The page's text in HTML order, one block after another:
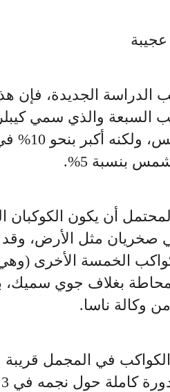
الدراسة الجديدة، فإن
بنسبة 5%.
أن يكون الكوكبان
صخريان مثل الأرض،
الخمسة الأخرى
بغلاف جوي
وكالة ناسا.
في المجمل قريبة